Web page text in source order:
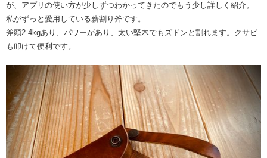
が、アプリの使い方が少しずつわかってきたのでもう少し詳しく紹介。
私がずっと愛用している薪割り斧です。
斧頭2.4kgあり、パワーがあり、太い堅木でもズドンと割れます。クサビ
も叩けて便利です。